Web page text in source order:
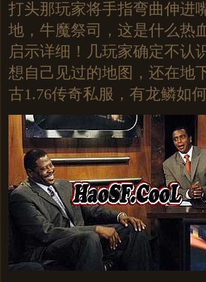
打头那玩家将手指弯曲伸进
地，牛魔祭司，这是什么热
启示详细！几玩家确定不认
想自己见过的地图，还在地
古1.76传奇私服，有龙鳞如